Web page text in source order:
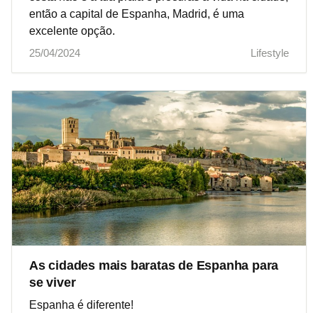
então a capital de Espanha, Madrid, é uma
excelente opção.
25/04/2024
Lifestyle
As cidades mais baratas de Espanha para
se viver
Espanha é diferente!